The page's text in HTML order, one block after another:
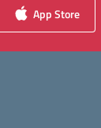
App Store